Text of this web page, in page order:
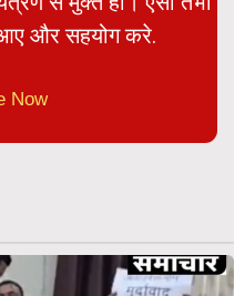
और सहयोग करे.
Now